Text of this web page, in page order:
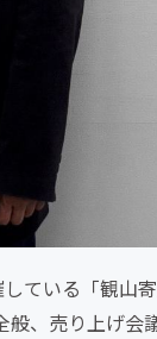
ている「観山
般、売り上げ